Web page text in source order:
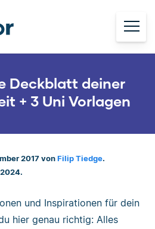
Deckblatt deiner
+ 3 Uni Vorlagen
2017 von Filip Tiedge.
und Inspirationen für dein
hier genau richtig: Alles